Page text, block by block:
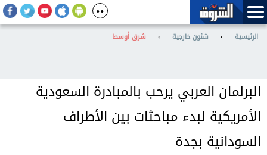
الرئيسية › شئون خارجية › شرق أوسط
البرلمان العربي يرحب بالمبادرة السعودية
الأمريكية لبدء مباحثات بين الأطراف
السودانية بجدة